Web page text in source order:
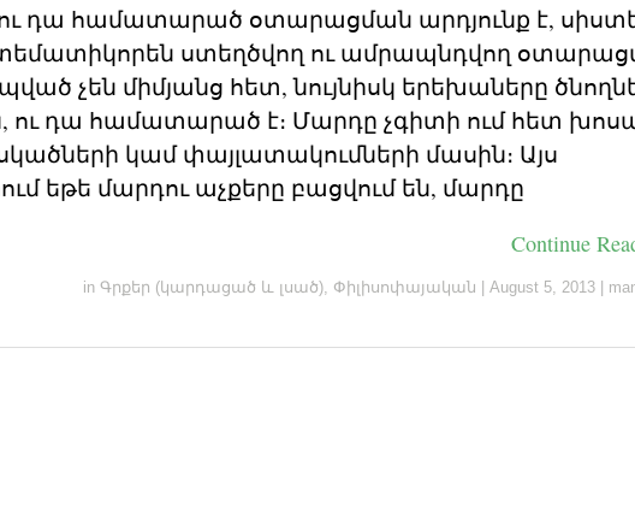
դա համատարած օտարացման արդյունք է,
ստեղծվող ու ամրապնդվող
չեն միմյանց հետ, նույնիսկ երեխաները
ու դա համատարած է։ Մարդը չգիտի ում հետ
կամ փայլատակումների մասին։ Այս
եթե մարդու աչքերը բացվում են, մարդը
Continue
in Գրքեր (կարդացած և լսած), Փիլիսոփայական August 5, 2013